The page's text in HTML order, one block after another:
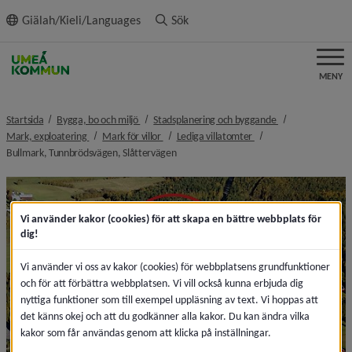
innehållet
Giälah/Kieli/Languages Sök
MENY
Startsida Bygga, bo och miljö nivå i brödsmulenavigeringen
Stadsplanering och byggande nivå i
Mark, exploatering nivå i brödsmulenavigeringen
Mark för villor nivå i brödsmulenavigeringen
Lediga villatomter nivå i
Bullmark, Tunnbrödsvägen, Slåttervägennivå i brödsmulenavigeringen
Vi använder kakor (cookies) för att skapa en bättre webbplats för
dig!
Vi använder vi oss av kakor (cookies) för webbplatsens grundfunktioner
och för att förbättra webbplatsen. Vi vill också kunna erbjuda dig
nyttiga funktioner som till exempel uppläsning av text. Vi hoppas att
det känns okej och att du godkänner alla kakor. Du kan ändra vilka
kakor som får användas genom att klicka på inställningar.